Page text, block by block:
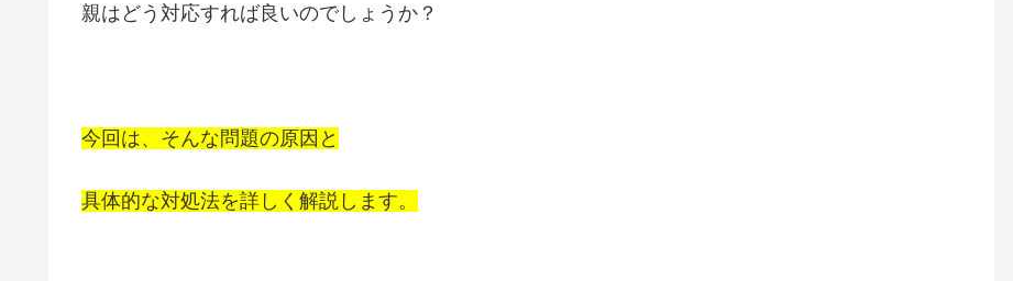
親はどう対応すれば良いのでしょうか？
今回は、そんな問題の原因と
具体的な対処法を詳しく解説します。